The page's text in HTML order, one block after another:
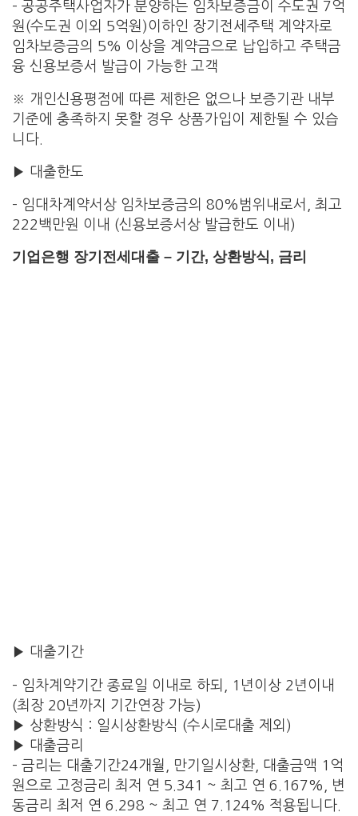
– 공공주택사업자가 분양하는 임차보증금이 수도권 7억
원(수도권 이외 5억원)이하인 장기전세주택 계약자로
임차보증금의 5% 이상을 계약금으로 납입하고 주택금
융 신용보증서 발급이 가능한 고객
※ 개인신용평점에 따른 제한은 없으나 보증기관 내부
기준에 충족하지 못할 경우 상품가입이 제한될 수 있습
니다.
▶ 대출한도
– 임대차계약서상 임차보증금의 80%범위내로서, 최고
222백만원 이내 (신용보증서상 발급한도 이내)
기업은행 장기전세대출 – 기간, 상환방식, 금리
▶ 대출기간
– 임차계약기간 종료일 이내로 하되, 1년이상 2년이내
(최장 20년까지 기간연장 가능)
▶ 상환방식 : 일시상환방식 (수시로대출 제외)
▶ 대출금리
– 금리는 대출기간24개월, 만기일시상환, 대출금액 1억
원으로 고정금리 최저 연 5.341 ~ 최고 연 6.167%, 변
동금리 최저 연 6.298 ~ 최고 연 7.124% 적용됩니다.